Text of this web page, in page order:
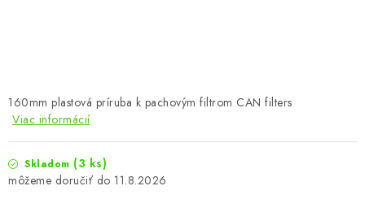
160mm plastová príruba k pachovým filtrom CAN filters
Viac informácií
Skladom (3 ks)
11.8.2026